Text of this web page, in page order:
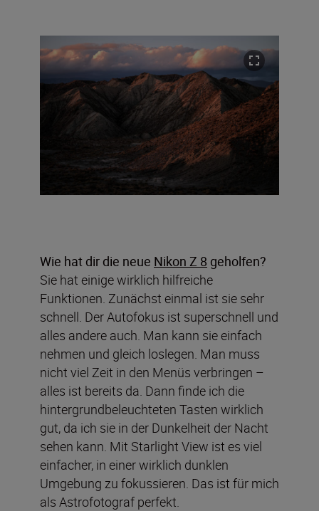
Wie hat dir die neue Nikon Z 8 geholfen?
Sie hat einige wirklich hilfreiche
Funktionen. Zunächst einmal ist sie sehr
schnell. Der Autofokus ist superschnell und
alles andere auch. Man kann sie einfach
nehmen und gleich loslegen. Man muss
nicht viel Zeit in den Menüs verbringen –
alles ist bereits da. Dann finde ich die
hintergrundbeleuchteten Tasten wirklich
gut, da ich sie in der Dunkelheit der Nacht
sehen kann. Mit Starlight View ist es viel
einfacher, in einer wirklich dunklen
Umgebung zu fokussieren. Das ist für mich
als Astrofotograf perfekt.